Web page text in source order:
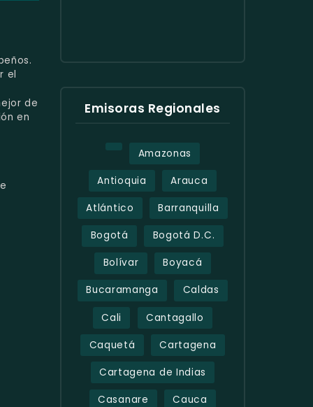
el
de
en
Emisoras Regionales
Amazonas
Antioquia Arauca
Atlántico Barranquilla
Bogotá Bogotá D.C.
Bolívar Boyacá
Bucaramanga Caldas
Cali Cantagallo
Caquetá Cartagena
Cartagena de Indias
Casanare Cauca